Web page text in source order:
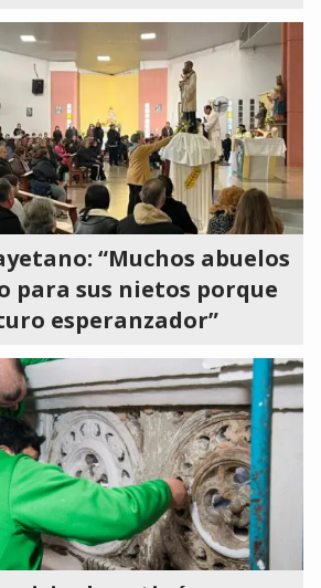
“Muchos abuelos
para sus nietos porque
esperanzador”